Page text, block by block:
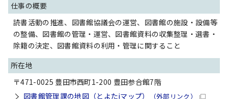
仕事の概要
読書活動の推進、図書館協議会の運営、図書館の施設・設備等
の整備、図書館の管理・運営、図書館資料の収集整理・選書・
除籍の決定、図書館資料の利用・管理に関すること
所在地
〒471-0025 豊田市西町1-200 豊田参合館7階
図書館管理課の地図（とよたiマップ）
（外部リンク）